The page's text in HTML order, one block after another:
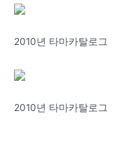
2010년 타마카탈로그
2010년 타마카탈로그